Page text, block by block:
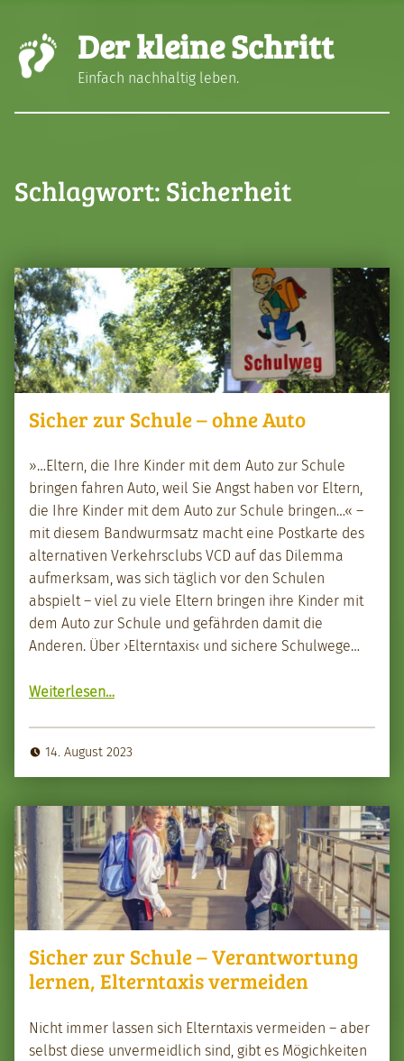
Der kleine Schritt
Einfach nachhaltig leben.
Schlagwort: Sicherheit
Sicher zur Schule – ohne Auto
»…Eltern, die Ihre Kinder mit dem Auto zur Schule
brin­gen fahren Auto, weil Sie Angst haben vor Eltern,
die Ihre Kinder mit dem Auto zur Schule brin­gen…« –
mit diesem Band­wurm­satz macht eine Postkarte des
alter­na­tiv­en Verkehrsclubs VCD auf das Dilem­ma
aufmerk­sam, was sich täglich vor den Schulen
abspielt – viel zu viele Eltern brin­gen ihre Kinder mit
dem Auto zur Schule und gefährden damit die
Anderen. Über ›Eltern­taxis‹ und sichere Schul­wege…
Weit­er­lesen“Sich­er zur Schule – ohne Auto”
…
14. August 2023
Sicher zur Schule – Verantwortung
lernen, Elterntaxis vermeiden
Nicht immer lassen sich Eltern­taxis ver­mei­den – aber
selb­st diese unver­mei­dlich sind, gibt es Mögichkeit­en